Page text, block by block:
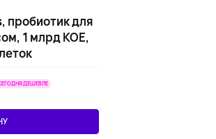
пробиотик для
1 млрд КОЕ,
ДЕШЕВЛЕ